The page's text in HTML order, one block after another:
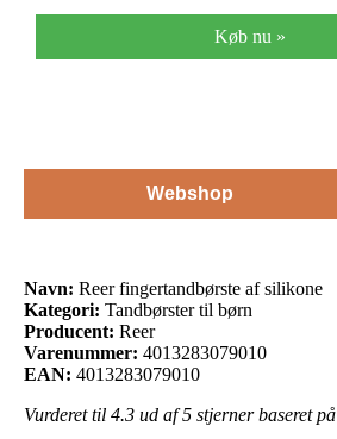
Køb nu »
Webshop
Navn: Reer fingertandbørste af silikone
Kategori: Tandbørster til børn
Producent: Reer
Varenummer: 4013283079010
EAN: 4013283079010
Vurderet til 4.3 ud af 5 stjerner baseret på